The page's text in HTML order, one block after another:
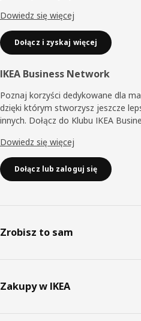
Dowiedz się więcej
Dołącz i zyskaj więcej
IKEA Business Network
Poznaj korzyści dedykowane dla
dzięki którym stworzysz jeszcze
innych. Dołącz do Klubu IKEA
Dowiedz się więcej
Dołącz lub zaloguj się
Zrobisz to sam
Zakupy w IKEA